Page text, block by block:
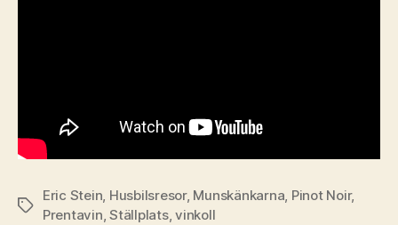
Etiketter
Eric Stein Husbilsresor, Munskänkarna Pinot Noir,
Prentavin ,Ställplats,vinkoll